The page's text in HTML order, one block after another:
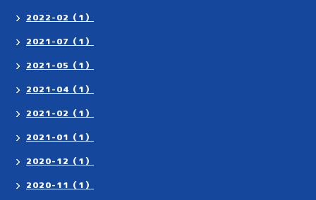
2022-02（1）
2021-07（1）
2021-05（1）
2021-04（1）
2021-02（1）
2021-01（1）
2020-12（1）
2020-11（1）